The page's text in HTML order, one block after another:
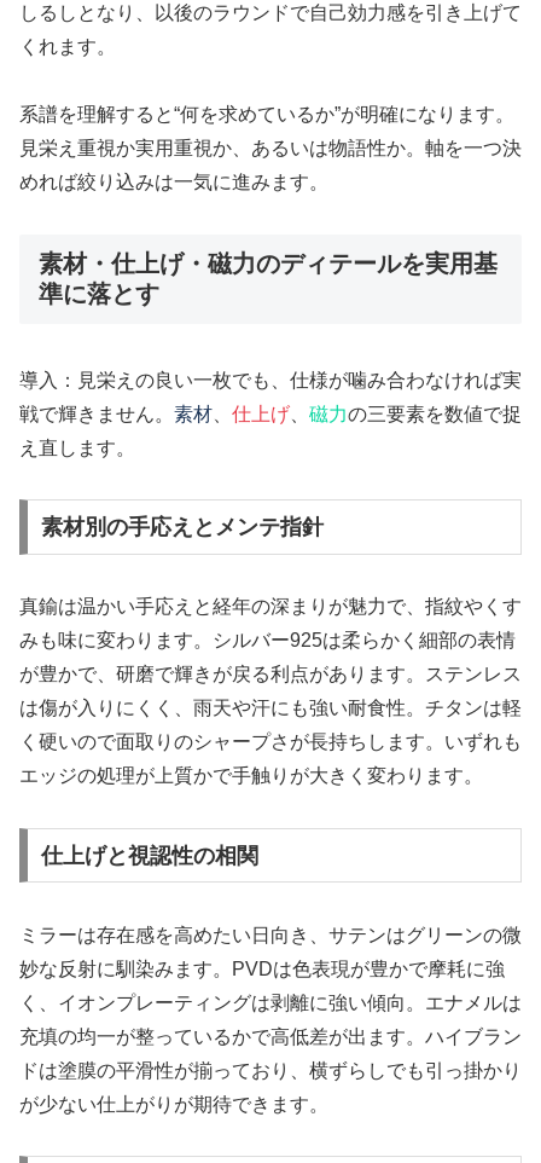
しるしとなり、以後のラウンドで自己効力感を引き上げて
くれます。
系譜を理解すると“何を求めているか”が明確になります。
見栄え重視か実用重視か、あるいは物語性か。軸を一つ決
めれば絞り込みは一気に進みます。
素材・仕上げ・磁力のディテールを実用基
準に落とす
導入：見栄えの良い一枚でも、仕様が噛み合わなければ実
戦で輝きません。 素材 仕上げ 磁力の三要素を数値で捉
え直します。
素材別の手応えとメンテ指針
真鍮は温かい手応えと経年の深まりが魅力で、指紋やくす
みも味に変わります。シルバー925は柔らかく細部の表情
が豊かで、研磨で輝きが戻る利点があります。ステンレス
は傷が入りにくく、雨天や汗にも強い耐食性。チタンは軽
く硬いので面取りのシャープさが長持ちします。いずれも
エッジの処理が上質かで手触りが大きく変わります。
仕上げと視認性の相関
ミラーは存在感を高めたい日向き、サテンはグリーンの微
妙な反射に馴染みます。PVDは色表現が豊かで摩耗に強
く、イオンプレーティングは剥離に強い傾向。エナメルは
充填の均一が整っているかで高低差が出ます。ハイブラン
ドは塗膜の平滑性が揃っており、横ずらしでも引っ掛かり
が少ない仕上がりが期待できます。